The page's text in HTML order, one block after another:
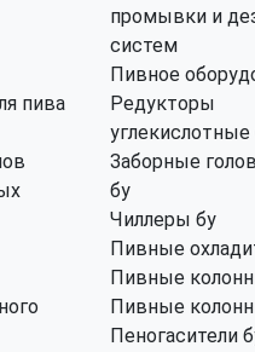
промывки и
систем
пива
Пивное
Редукторы
углекислотные
Заборные
бу
Чиллеры бу
Пивные
Пивные
Пивные
Пеногасители